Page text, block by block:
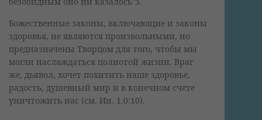
Божественные законы, включающие и законы
здоровья, не являются произвольными, но
предназначены Творцом для того, чтобы мы
могли наслаждаться полнотой жизни. Враг
же, дьявол, хочет похитить наше здоровье,
радость, душевный мир и в конечном счете
уничтожить нас (см. Ин. 1.0:10).